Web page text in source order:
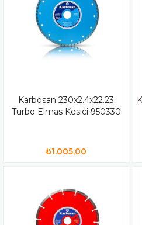
Karbosan 230x2.4x22.23
Turbo Elmas Kesici 950330
₺1.005,00